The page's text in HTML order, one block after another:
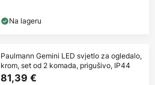
Na lageru
Paulmann Gemini LED svjetlo za ogledalo,
krom, set od 2 komada, prigušivo, IP44
81,39 €